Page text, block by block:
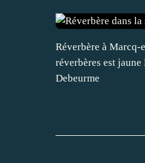
Réverbère à
réverbères est
Debeurme